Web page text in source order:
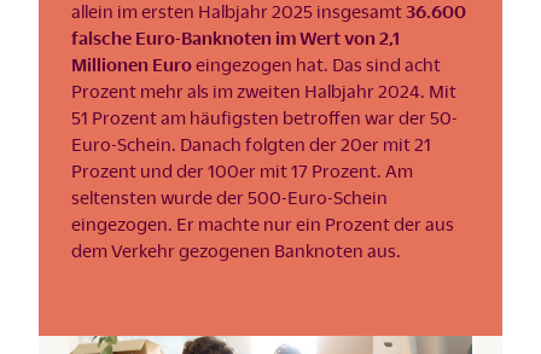
allein im ersten Halbjahr 2025 insgesamt36.600
falsche Euro-Banknoten im Wert von 2,1
Millionen Euroeingezogen hat. Das sind acht
Prozent mehr als im zweiten Halbjahr 2024. Mit
51 Prozent am häufigsten betroffen war der 50-
Euro-Schein. Danach folgten der 20er mit 21
Prozent und der 100er mit 17 Prozent. Am
seltensten wurde der 500-Euro-Schein
eingezogen. Er machte nur ein Prozent der aus
dem Verkehr gezogenen Banknoten aus.